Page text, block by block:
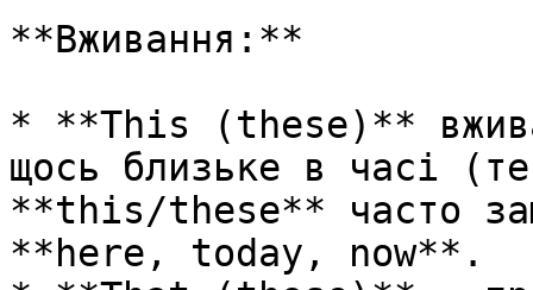
**Вживання:**
* **This (these)**
щось близьке в часі
**this/these** часто
**here, today, now**.